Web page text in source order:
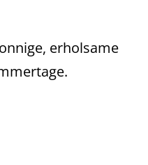
erholsame